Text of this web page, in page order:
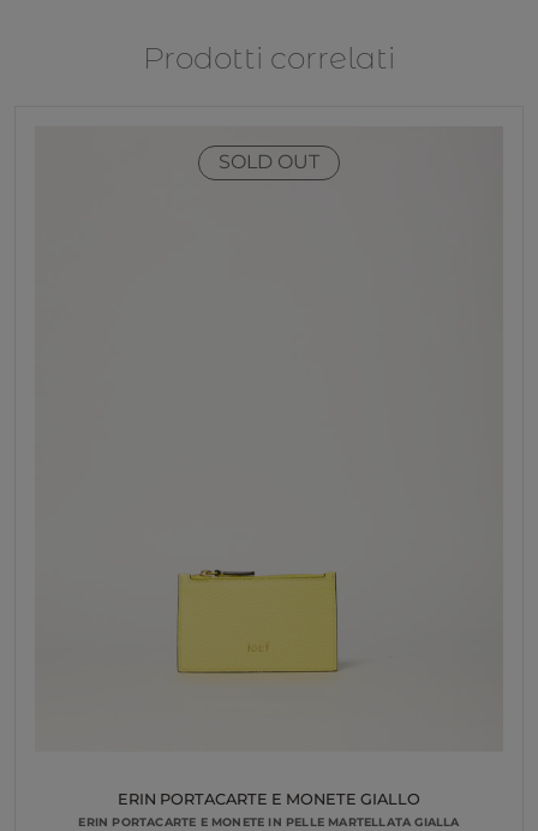
Prodotti correlati
ERIN PORTACARTE E MONETE GIALLO
ERIN PORTACARTE E MONETE IN PELLE MARTELLATA GIALLA
SOLD OUT